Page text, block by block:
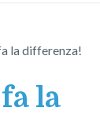
la differenza!
la